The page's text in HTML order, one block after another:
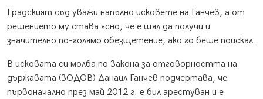
Градският съд уважи напълно исковете на Ганчев, а от
решението му става ясно, че е щял да получи и
значително по-голямо обезщетение, ако го беше поискал.
В исковата си молба по Закона за отговорността на
държавата (ЗОДОВ) Данаил Ганчев подчертава, че
първоначално през май 2012 г. е бил арестуван и е